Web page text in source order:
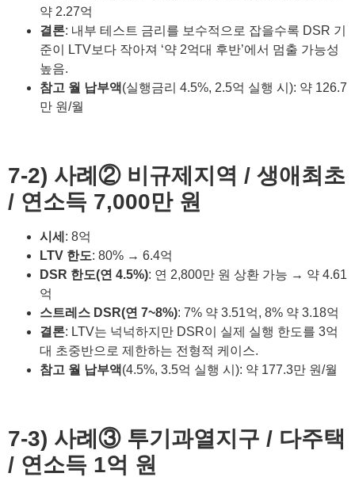
약 2.27억
결론: 내부 테스트 금리를 보수적으로 잡을수록 DSR 기
준이 LTV보다 작아져 ‘약 2억대 후반’에서 멈출 가능성
높음.
참고 월 납부액(실행금리 4.5%, 2.5억 실행 시): 약 126.7
만 원/월
7-2) 사례② 비규제지역 / 생애최초
/ 연소득 7,000만 원
시세 : 8억
LTV 한도: 80% → 6.4억
DSR 한도(연 4.5%): 연 2,800만 원 상환 가능 → 약 4.61
억
스트레스 DSR(연 7~8%): 7% 약 3.51억, 8% 약 3.18억
결론: LTV는 넉넉하지만 DSR이 실제 실행 한도를 3억
대 초중반으로 제한하는 전형적 케이스.
참고 월 납부액(4.5%, 3.5억 실행 시): 약 177.3만 원/월
7-3) 사례③ 투기과열지구 / 다주택
/ 연소득 1억 원